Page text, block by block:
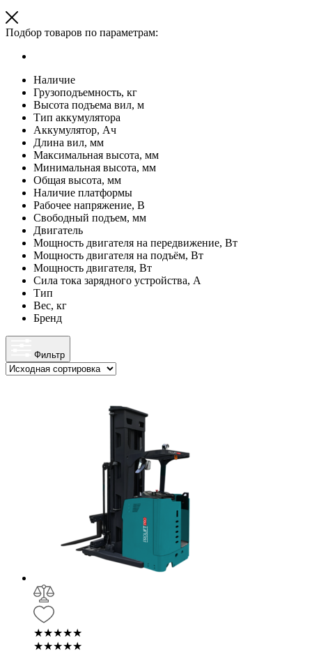
Подбор товаров по параметрам:
Наличие
Грузоподъемность, кг
Высота подъема вил, м
Тип аккумулятора
Аккумулятор, Ач
Длина вил, мм
Максимальная высота, мм
Минимальная высота, мм
Общая высота, мм
Наличие платформы
Рабочее напряжение, В
Свободный подъем, мм
Двигатель
Мощность двигателя на передвижение, Вт
Мощность двигателя на подъём, Вт
Мощность двигателя, Вт
Сила тока зарядного устройства, А
Тип
Вес, кг
Бренд
Фильтр
★★★★★
★★★★★